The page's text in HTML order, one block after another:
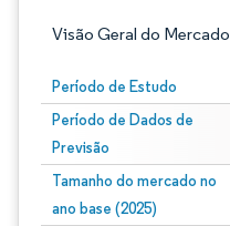
Visão Geral do Mercado
Período de Estudo
Período de Dados de
Previsão
Tamanho do mercado no
ano base (2025)